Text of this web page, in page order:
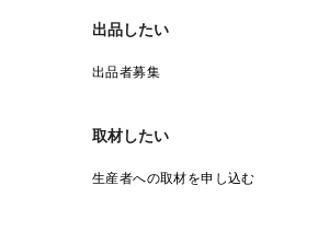
出品したい
出品者募集
取材したい
生産者への取材を申し込む